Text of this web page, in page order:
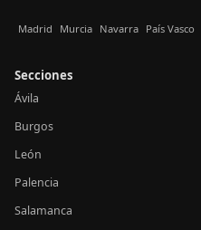
Madrid Murcia Navarra País Vasco
Secciones
Ávila
Burgos
León
Palencia
Salamanca